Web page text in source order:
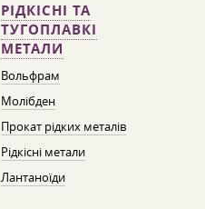
РІДКІСНІ ТА
ТУГОПЛАВКІ
МЕТАЛИ
Вольфрам
Молібден
Прокат рідких металів
Рідкісні метали
Лантаноїди